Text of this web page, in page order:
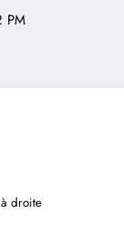
PM
droite